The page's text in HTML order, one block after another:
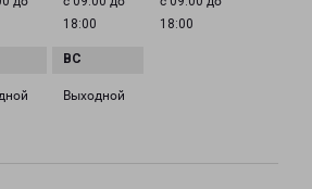
18:00
18:00
Выходной